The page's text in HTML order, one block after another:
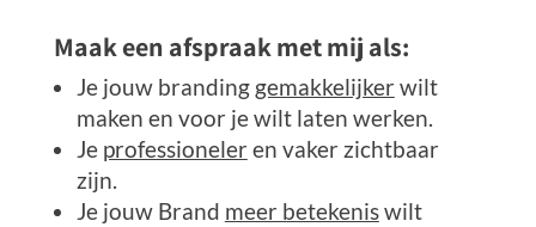
Maak een afspraak met mij als:
Je jouw branding gemakkelijkerwilt
maken en voor je wilt laten werken.
Je professioneleren vaker zichtbaar
zijn.
Je jouw Brand meer betekeniswilt